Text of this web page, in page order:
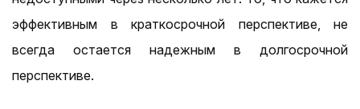
эффективным в краткосрочной перспективе, не
всегда остается надежным в долгосрочной
перспективе.